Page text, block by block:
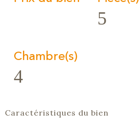
5
Chambre(s)
4
Caractéristiques du bien